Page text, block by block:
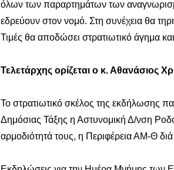
όλων των παραρτημάτων των
εδρεύουν στον νομό. Στη συνέχεια θα
Τιμές θα αποδώσει στρατιωτικό άγημα
Τελετάρχης ορίζεται ο κ. Αθανάσιος
Το στρατιωτικό σκέλος της εκδήλωσης
Δημόσιας Τάξης η Αστυνομική Δ/νση
αρμοδιότητά τους, η Περιφέρεια ΑΜ-Θ